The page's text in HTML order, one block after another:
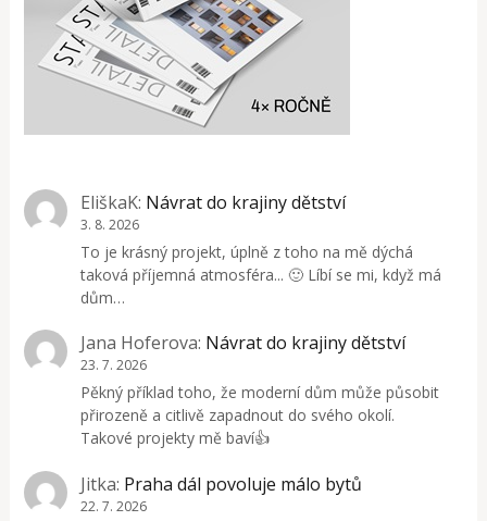
EliškaK: Návrat do krajiny dětství
3. 8. 2026
To je krásný projekt, úplně z toho na mě dýchá
taková příjemná atmosféra... 🙂 Líbí se mi, když má
dům…
Jana Hoferova: Návrat do krajiny dětství
23. 7. 2026
Pěkný příklad toho, že moderní dům může působit
přirozeně a citlivě zapadnout do svého okolí.
Takové projekty mě baví👍
Jitka: Praha dál povoluje málo bytů
22. 7. 2026